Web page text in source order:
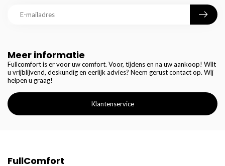
Meer informatie
Fullcomfort is er voor uw comfort. Voor, tijdens en na uw aankoop! Wilt
u vrijblijvend, deskundig en eerlijk advies? Neem gerust contact op. Wij
helpen u graag!
Klantenservice
FullComfort